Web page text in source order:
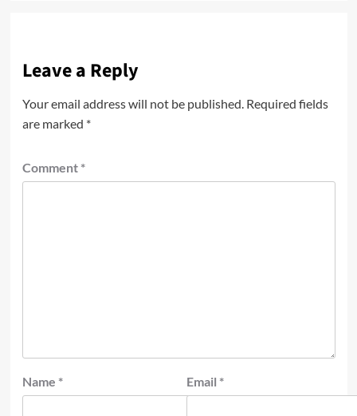
Leave a Reply
Your email address will not be published. Required fields
are marked *
Comment *
Name * Email *